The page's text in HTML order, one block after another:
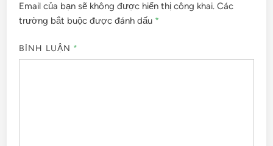
Email của bạn sẽ không được hiển thị công khai. Các
trường bắt buộc được đánh dấu *
BÌNH LUẬN *